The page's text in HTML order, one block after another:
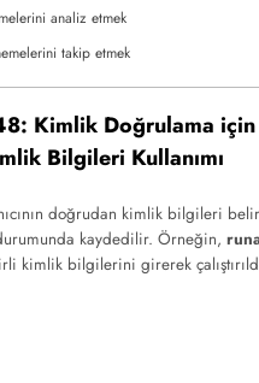
analiz etmek
takip etmek
Kimlik Doğrulama için
Bilgileri Kullanımı
doğrudan kimlik bilgileri
kaydedilir. Örneğin,
kimlik bilgilerini girerek